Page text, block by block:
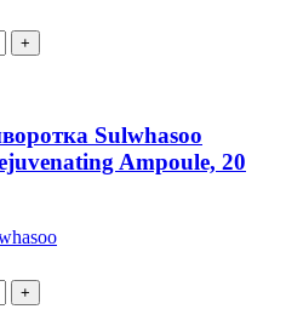
Sulwhasoo
Ampoule, 20